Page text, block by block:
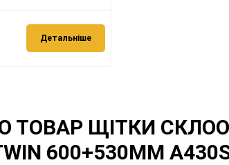
Детальніше
ТОВАР ЩІТКИ
600+530MM